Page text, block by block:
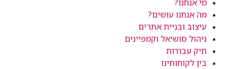
מי אנחנו?
מה אנחנו עושים?
עיצוב ובניית אתרים
ניהול סושיאל וקמפיינים
תיק עבודות
בין לקוחותינו